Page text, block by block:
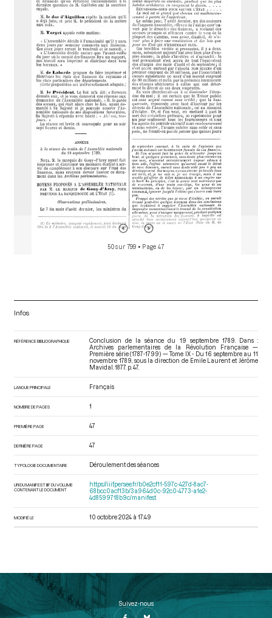
50 sur 799 • Page 47
Infos
RÉFÉRENCE BIBLIOGRAPHIQUE
Conclusion de la séance du 19 septembre 1789. Dans :
Archives parlementaires de la Révolution Française —
Première série (1787-1799) — Tome IX - Du 16 septembre au 11
novembre 1789 , sous la direction de Emile Laurent et Jérôme
Mavidal. 1877. p. 47.
LANGUE PRINCIPALE Français
NOMBRE DE PAGES 1
PREMIÈRE PAGE 47
DERNIÈRE PAGE 47
TYPOLOGIE DOCUMENTAIRE Déroulement des séances
URI DU MANIFEST IIIF DU VOLUME
CONTENANT LE DOCUMENT
https://iiif.persee.fr/b0e2cf11-597c-427d-8ac7-
68bcc0acf13b/3a964d0c-92c0-4773-a1e2-
4d8599718b9c/manifest
MODIFIÉ LE 10 octobre 2024 à 17:49
Suivez-nous